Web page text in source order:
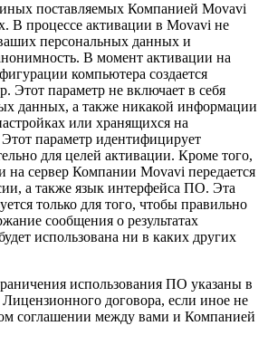
поставляемых Компанией Movavi
В процессе активации в Movavi не
персональных данных и
В момент активации на
компьютера создается
Этот параметр не включает в себя
данных, а также никакой информации
или хранящихся на
параметр идентифицирует
для целей активации. Кроме того,
на сервер Компании Movavi передается
а также язык интерфейса ПО. Эта
только для того, чтобы правильно
сообщения о результатах
использована ни в каких других
использования ПО указаны в
договора, если иное не
соглашении между вами и Компанией